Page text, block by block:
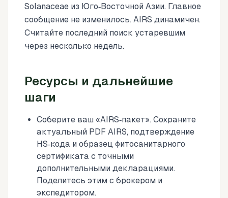
Solanaceae из Юго‑Восточной Азии. Главное
сообщение не изменилось. AIRS динамичен.
Считайте последний поиск устаревшим
через несколько недель.
Ресурсы и дальнейшие
шаги
Соберите ваш «AIRS‑пакет». Сохраните
актуальный PDF AIRS, подтверждение
HS‑кода и образец фитосанитарного
сертификата с точными
дополнительными декларациями.
Поделитесь этим с брокером и
экспедитором.